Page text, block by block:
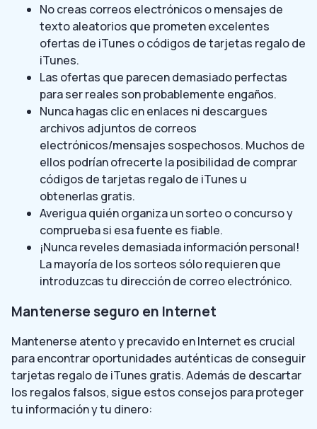
No creas correos electrónicos o mensajes de
texto aleatorios que prometen excelentes
ofertas de iTunes o códigos de tarjetas regalo de
iTunes.
Las ofertas que parecen demasiado perfectas
para ser reales son probablemente engaños.
Nunca hagas clic en enlaces ni descargues
archivos adjuntos de correos
electrónicos/mensajes sospechosos. Muchos de
ellos podrían ofrecerte la posibilidad de comprar
códigos de tarjetas regalo de iTunes u
obtenerlas gratis.
Averigua quién organiza un sorteo o concurso y
comprueba si esa fuente es fiable.
¡Nunca reveles demasiada información personal!
La mayoría de los sorteos sólo requieren que
introduzcas tu dirección de correo electrónico.
Mantenerse seguro en Internet
Mantenerse atento y precavido en Internet es crucial
para encontrar oportunidades auténticas de conseguir
tarjetas regalo de iTunes gratis. Además de descartar
los regalos falsos, sigue estos consejos para proteger
tu información y tu dinero: